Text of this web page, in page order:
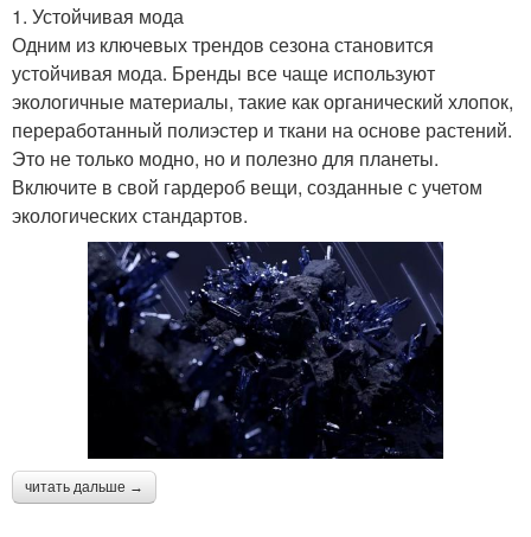
1. Устойчивая мода
Одним из ключевых трендов сезона становится
устойчивая мода. Бренды все чаще используют
экологичные материалы, такие как органический хлопок,
переработанный полиэстер и ткани на основе растений.
Это не только модно, но и полезно для планеты.
Включите в свой гардероб вещи, созданные с учетом
экологических стандартов.
читать дальше →